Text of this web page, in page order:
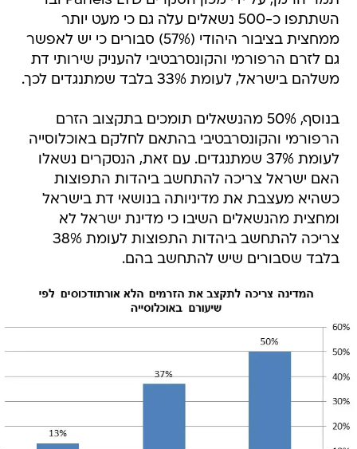
השתתפו כ-500 נשאלים עלה גם כי מעט יותר
ממחצית בציבור היהודי (57%) סבורים כי יש לאפשר
גם לזרם הרפורמי והקונסרבטיבי להעניק שירותי דת
משלהם בישראל, לעומת 33% בלבד שמתנגדים לכך.
בנוסף, 50% מהנשאלים תומכים בתקצוב הזרם
הרפורמי והקונסרבטיבי בהתאם לחלקם באוכלוסייה
לעומת 37% שמתנגדים. עם זאת, הנסקרים נשאלו
האם ישראל צריכה להתחשב ביהדות התפוצות
כשהיא מעצבת את מדיניותה בנושאי דת בישראל
ומחצית מהנשאלים השיבו כי מדינת ישראל לא
צריכה להתחשב ביהדות התפוצות לעומת 38%
בלבד שסבורים שיש להתחשב בהם.